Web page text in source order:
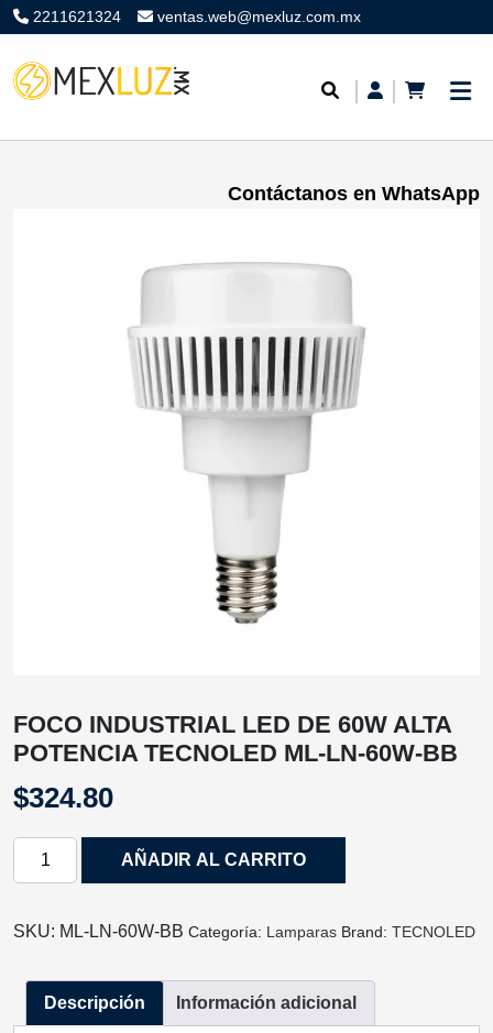
2211621324 ventas.web@mexluz.com.mx
Contáctanos en WhatsApp
FOCO INDUSTRIAL LED DE 60W ALTA
POTENCIA TECNOLED ML-LN-60W-BB
$324.80
FOCO
DE
ALTA
POTENCIA
AÑADIR AL CARRITO
SKU: ML-LN-60W-BB Categoría: Lamparas Brand: TECNOLED
Descripción Información adicional